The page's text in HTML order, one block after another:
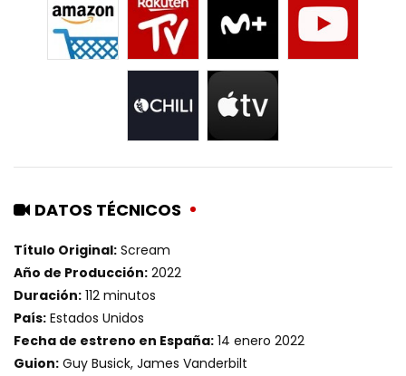
DATOS TÉCNICOS
Título Original: Scream
Año de Producción: 2022
Duración: 112 minutos
País: Estados Unidos
Fecha de estreno en España: 14 enero 2022
Guion: Guy Busick, James Vanderbilt